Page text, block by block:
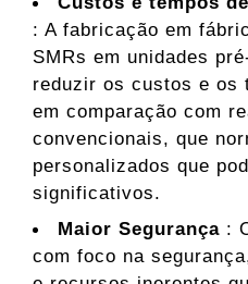
: A fabricação em
SMRs em unidades
reduzir os custos e os
em comparação com
convencionais, que
personalizados que
significativos.
Maior Segurança :
com foco na